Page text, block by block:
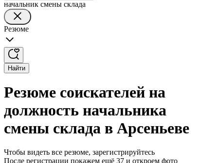
начальник смены склада
Резюме
Найти
Резюме соискателей на
должность начальника
смены склада в Арсеньеве
Чтобы видеть все резюме, зарегистрируйтесь
После регистрации покажем ещё 37 и откроем фото